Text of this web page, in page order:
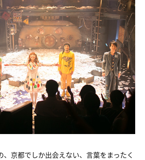
、京都でしか出会えない、言葉をまったく